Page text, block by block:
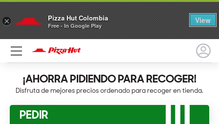
× Pizza Hut Colombia
Free - In Google Play
View
¡AHORRA PIDIENDO PARA RECOGER!
Disfruta de mejores precios ordenado para recoger en tienda.
PEDIR